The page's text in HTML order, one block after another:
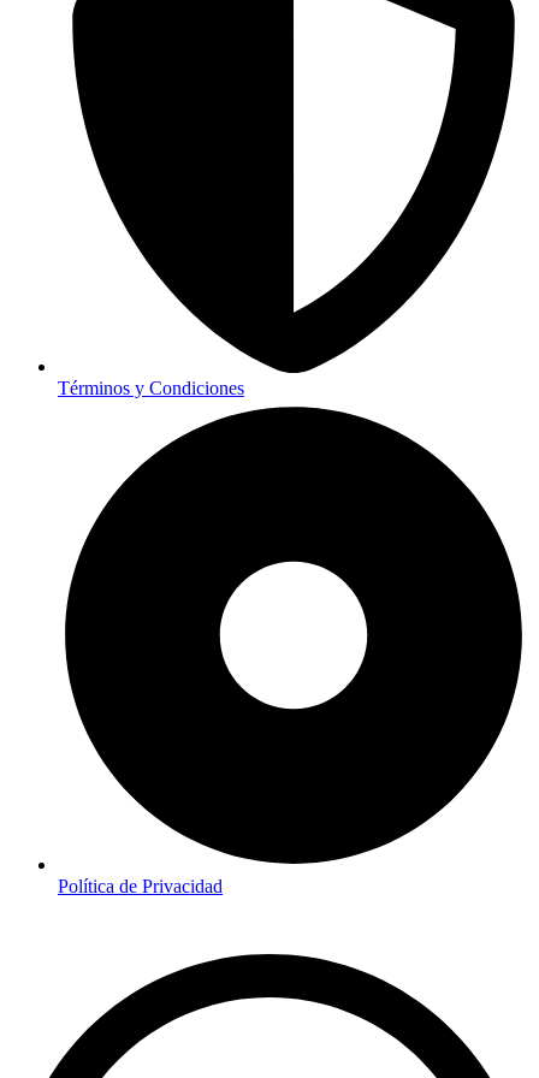
Términos y Condiciones
Política de Privacidad